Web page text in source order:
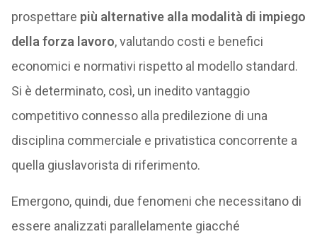
prospettare più alternative alla modalità di impiego
della forza lavoro, valutando costi e benefici
economici e normativi rispetto al modello standard.
Si è determinato, così, un inedito vantaggio
competitivo connesso alla predilezione di una
disciplina commerciale e privatistica concorrente a
quella giuslavorista di riferimento.
Emergono, quindi, due fenomeni che necessitano di
essere analizzati parallelamente giacché